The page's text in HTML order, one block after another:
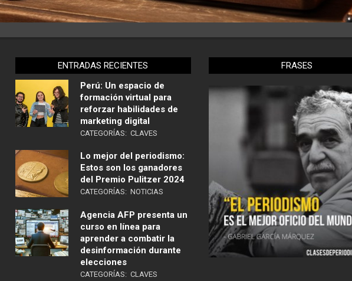
ENTRADAS RECIENTES
Perú: Un espacio de
formación virtual para
reforzar habilidades de
marketing digital
CATEGORÍAS: CLAVES
Lo mejor del periodismo:
Estos son los ganadores
del Premio Pulitzer 2024
CATEGORÍAS: NOTICIAS
Agencia AFP presenta un
curso en línea para
aprender a combatir la
desinformación durante
elecciones
CATEGORÍAS: CLAVES
FRASES